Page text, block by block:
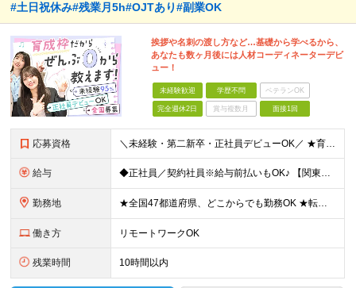
#土日祝休み#残業月5h#OJTあり#副業OK
挨拶や名刺の渡し方など…基礎から学べるから、
あなたも数ヶ月後には人材コーディネーターデビ
ュー！
未経験歓迎 学歴不問 ベテランOK
完全週休2日 賞与複数月 面接1回
応募資格 ＼未経験・第二新卒・正社員デビューOK／ ★育成前提の採用を実施中！ ■経歴・ブランク不問 ■学歴不問 ≪≪特別なスキルや経験は必要なし！≫≫ 当社では人柄重視の採用を実施しています。 働く先輩社員
給与 ◆正社員／契約社員※給与前払いもOK♪ 【関東（一都三県）】 月給25万円～ ※固定残業代（月20時間分／月3万2383円）を含む。超過分は別途支給。 ※試用期間中の給与は月給23万円～ 【関東（北
勤務地 ★全国47都道府県、どこからでも勤務OK ★転勤なし！腰を据えて活躍◎ ★マイカー通勤OK（拠点による） ★業務に慣れたら、ゆくゆくはリモート併用やフルリモートも可能 全国のお客様先にて勤務していた
働き方 リモートワークOK
残業時間 10時間以内